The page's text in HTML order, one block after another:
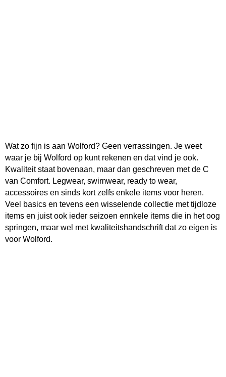
Wat zo fijn is aan Wolford? Geen verrassingen. Je weet
waar je bij Wolford op kunt rekenen en dat vind je ook.
Kwaliteit staat bovenaan, maar dan geschreven met de C
van Comfort. Legwear, swimwear, ready to wear,
accessoires en sinds kort zelfs enkele items voor heren.
Veel basics en tevens een wisselende collectie met tijdloze
items en juist ook ieder seizoen ennkele items die in het oog
springen, maar wel met kwaliteitshandschrift dat zo eigen is
voor Wolford.